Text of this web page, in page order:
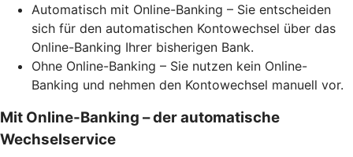
Automatisch mit Online-Banking – Sie entscheiden
sich für den automatischen Kontowechsel über das
Online-Banking Ihrer bisherigen Bank.
Ohne Online-Banking – Sie nutzen kein Online-
Banking und nehmen den Kontowechsel manuell vor.
Mit Online-Banking – der automatische
Wechselservice